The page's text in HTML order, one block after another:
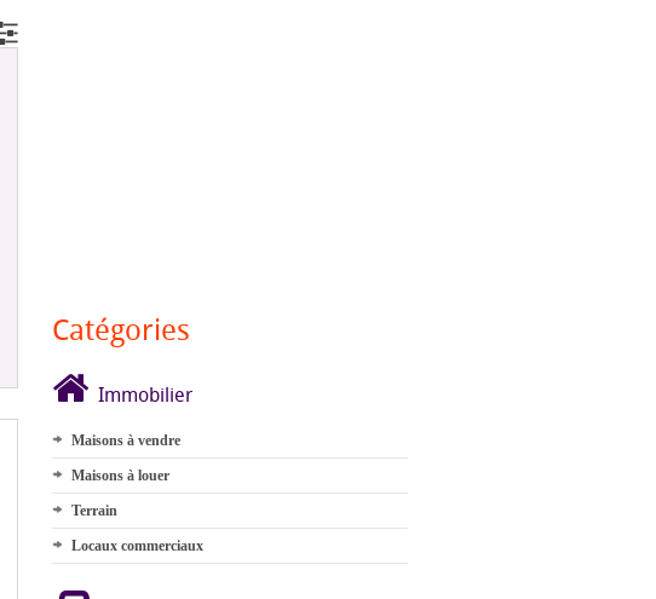
Catégories
Immobilier
Maisons à vendre
Maisons à louer
Terrain
Locaux commerciaux